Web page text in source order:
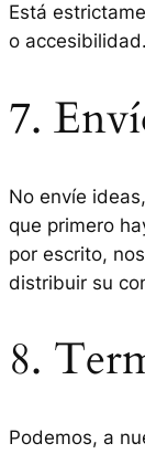
Está
o accesibilidad.
7.
No envíe
que primero
por escrito,
distribuir su
8.
Podemos, a